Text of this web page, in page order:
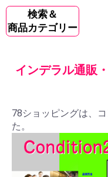
検索＆
商品カテゴリー
インデラル通販
78ショッピングは、
た。